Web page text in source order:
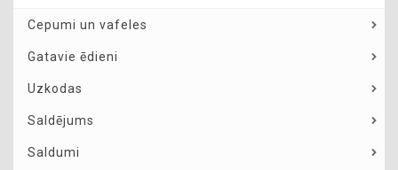
Cepumi un vafeles
Gatavie ēdieni
Uzkodas
Saldējums
Saldumi